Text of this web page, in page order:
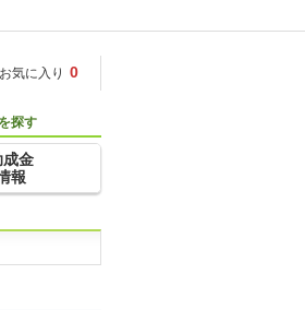
お気に入り 0
探す
成金
報